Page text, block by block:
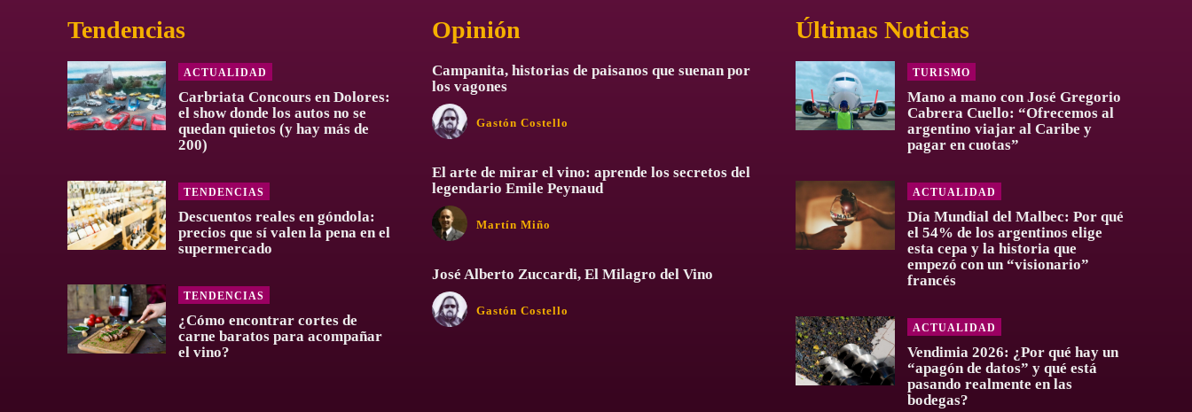
Tendencias
ACTUALIDAD
Carbriata Concours en Dolores:
el show donde los autos no se
quedan quietos (y hay más de
200)
TENDENCIAS
Descuentos reales en góndola:
precios que sí valen la pena en el
supermercado
TENDENCIAS
¿Cómo encontrar cortes de
carne baratos para acompañar
el vino?
Opinión
Campanita, historias de paisanos que suenan por
los vagones
Gastón Costello
El arte de mirar el vino: aprende los secretos del
legendario Emile Peynaud
Martín Miño
José Alberto Zuccardi, El Milagro del Vino
Gastón Costello
Últimas Noticias
TURISMO
Mano a mano con José Gregorio
Cabrera Cuello: “Ofrecemos al
argentino viajar al Caribe y
pagar en cuotas”
ACTUALIDAD
Día Mundial del Malbec: Por qué
el 54% de los argentinos elige
esta cepa y la historia que
empezó con un “visionario”
francés
ACTUALIDAD
Vendimia 2026: ¿Por qué hay un
“apagón de datos” y qué está
pasando realmente en las
bodegas?